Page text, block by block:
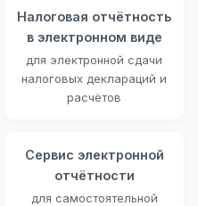
Налоговая отчётность
в электронном виде
для электронной сдачи
налоговых деклараций и
расчётов
Сервис электронной
отчётности
для самостоятельной